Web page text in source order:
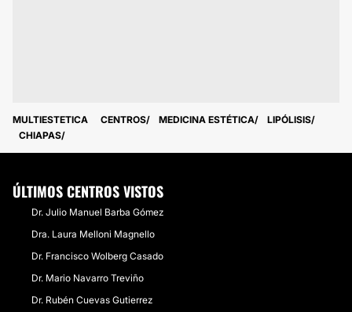
MULTIESTETICA CENTROS MEDICINA ESTÉTICA
LIPÓLISIS
CHIAPAS
ÚLTIMOS CENTROS VISTOS
Dr. Julio Manuel Barba Gómez
Dra. Laura Melloni Magnello
Dr. Francisco Wolberg Casado
Dr. Mario Navarro Treviño
Dr. Rubén Cuevas Gutierrez